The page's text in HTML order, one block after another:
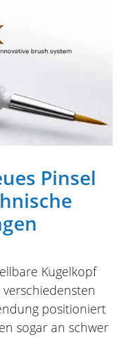
Pinsel
Kugelkopf
positioniert
sogar an schwer